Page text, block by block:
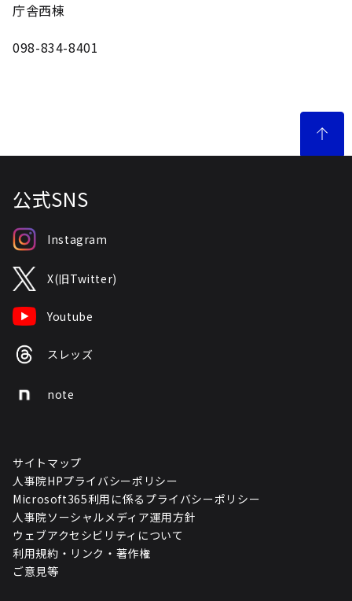
庁舎西棟
098-834-8401
公式SNS
Instagram
X(旧Twitter)
Youtube
スレッズ
note
サイトマップ
人事院HPプライバシーポリシー
Microsoft365利用に係るプライバシーポリシー
人事院ソーシャルメディア運用方針
ウェブアクセシビリティについて
利用規約・リンク・著作権
ご意見等